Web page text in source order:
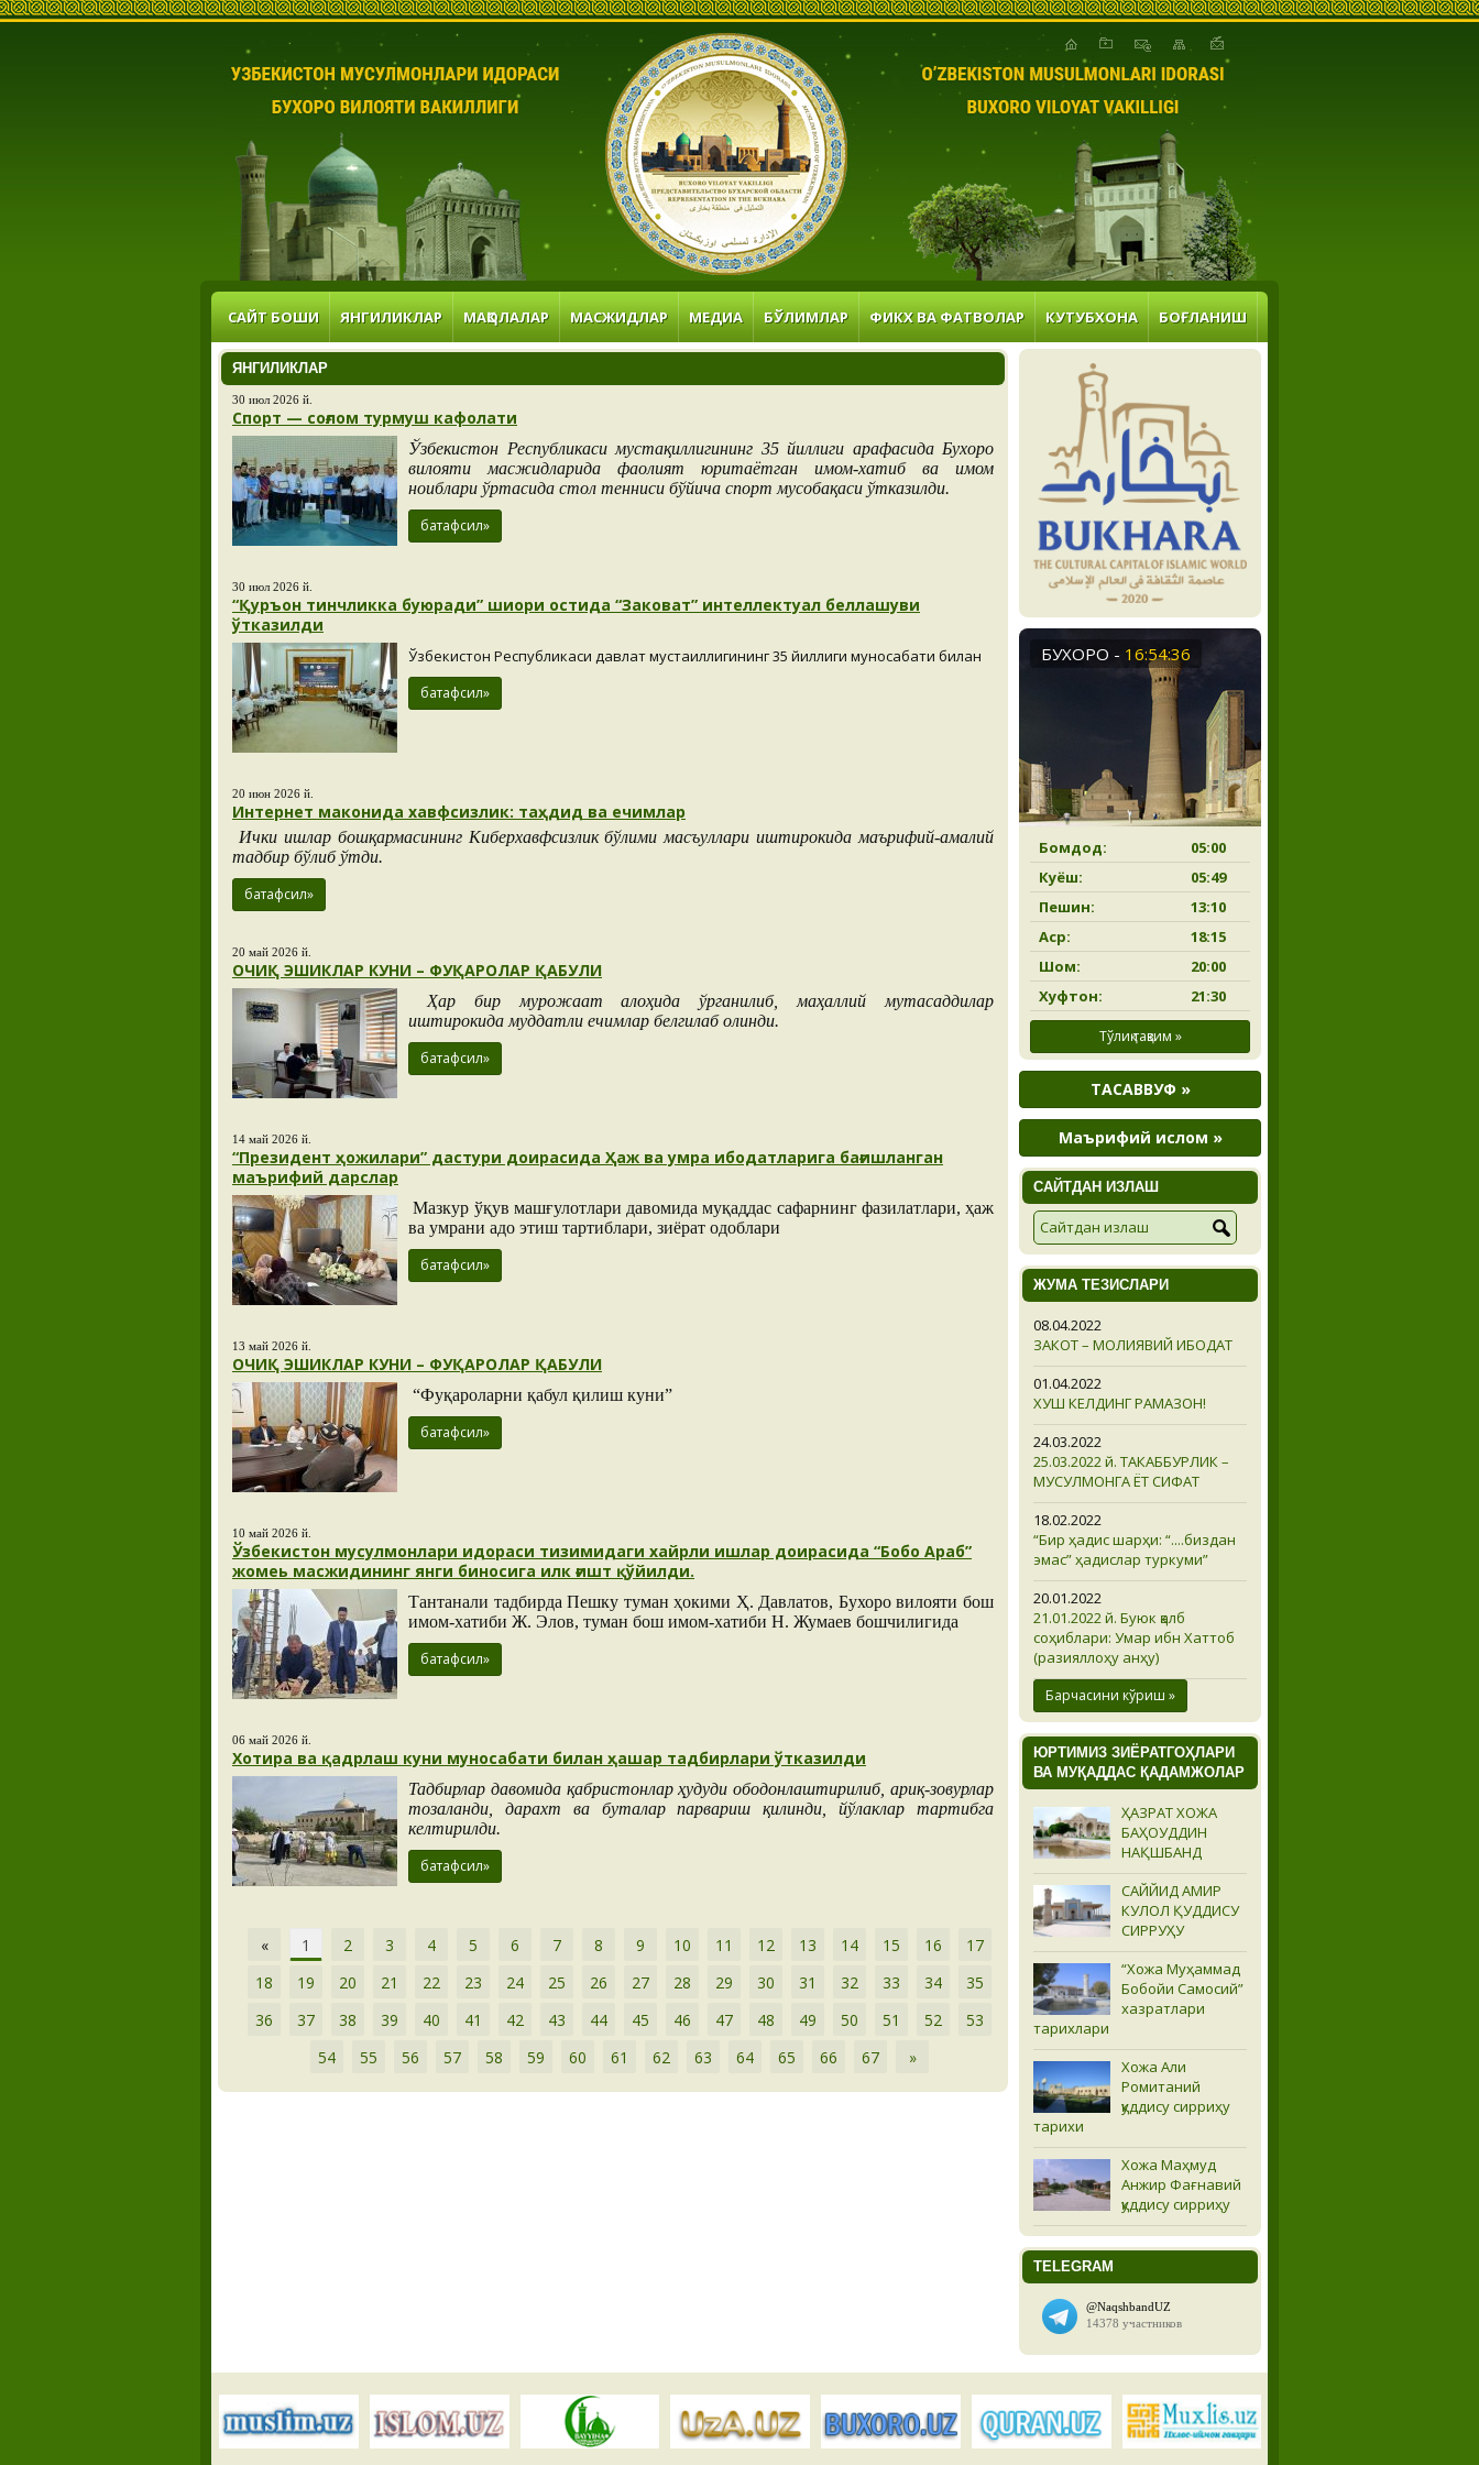
САЙТ БОШИ ЯНГИЛИКЛАР МАҚОЛАЛАР МАСЖИДЛАР МЕДИА БЎЛИМЛАР ФИКХ ВА ФАТВОЛАР КУТУБХОНА БОҒЛАНИШ
ЯНГИЛИКЛАР
30 июл 2026 й.
Спорт — соғлом турмуш кафолати
Ўзбекистон Республикаси мустақиллигининг 35 йиллиги арафасида Бухоро
вилояти масжидларида фаолият юритаётган имом-хатиб ва имом
ноиблари ўртасида стол тенниси бўйича спорт мусобақаси ўтказилди.
батафсил»
30 июл 2026 й.
“Қуръон тинчликка буюради” шиори остида “Заковат” интеллектуал беллашуви
ўтказилди
Ўзбекистон Республикаси давлат мустақиллигининг 35 йиллиги муносабати билан
батафсил»
20 июн 2026 й.
Интернет маконида хавфсизлик: таҳдид ва ечимлар
Ички ишлар бошқармасининг Киберхавфсизлик бўлими масъуллари иштирокида маърифий-амалий
тадбир бўлиб ўтди.
батафсил»
20 май 2026 й.
ОЧИҚ ЭШИКЛАР КУНИ – ФУҚАРОЛАР ҚАБУЛИ
Ҳар бир мурожаат алоҳида ўрганилиб, маҳаллий мутасаддилар
иштирокида муддатли ечимлар белгилаб олинди.
батафсил»
14 май 2026 й.
“Президент ҳожилари” дастури доирасида Ҳаж ва умра ибодатларига бағишланган
маърифий дарслар
Мазкур ўқув машғулотлари давомида муқаддас сафарнинг фазилатлари, ҳаж
ва умрани адо этиш тартиблари, зиёрат одоблари
батафсил»
13 май 2026 й.
ОЧИҚ ЭШИКЛАР КУНИ – ФУҚАРОЛАР ҚАБУЛИ
“Фуқароларни қабул қилиш куни”
батафсил»
10 май 2026 й.
Ўзбекистон мусулмонлари идораси тизимидаги хайрли ишлар доирасида “Бобо Араб”
жомеь масжидининг янги биносига илк ғишт қўйилди.
Тантанали тадбирда Пешку туман ҳокими Ҳ. Давлатов, Бухоро вилояти бош
имом-хатиби Ж. Элов, туман бош имом-хатиби Н. Жумаев бошчилигида
батафсил»
06 май 2026 й.
Хотира ва қадрлаш куни муносабати билан ҳашар тадбирлари ўтказилди
Тадбирлар давомида қабристонлар ҳудуди ободонлаштирилиб, ариқ-зовурлар
тозаланди, дарахт ва буталар парвариш қилинди, йўлаклар тартибга
келтирилди.
батафсил»
« 1 2 3 4 5 6 7 8 9 10 11 12 13 14 15 16
17
18
19 20 21 22 23 24 25 26 27 28 29 30 31 32 33 34
35
36
37 38 39 40 41 42 43 44 45 46 47 48 49 50 51 52
53
54
55 56 57 58 59 60 61 62 63 64 65 66 67 »
БУХОРО - 16:54:37
Бомдод:
05:00
Куёш:
05:49
Пешин:
13:10
Аср:
18:15
Шом:
20:00
Хуфтон:
21:30
Тўлиқ тақвим »
ТАСАВВУФ »
Маърифий ислом »
САЙТДАН ИЗЛАШ
ЖУМА ТЕЗИСЛАРИ
08.04.2022
ЗАКОТ – МОЛИЯВИЙ ИБОДАТ
01.04.2022
ХУШ КЕЛДИНГ РАМАЗОН!
24.03.2022
25.03.2022 й. ТАКАББУРЛИК –
МУСУЛМОНГА ЁТ СИФАТ
18.02.2022
“Бир ҳадис шарҳи: “....биздан
эмас” ҳадислар туркуми”
20.01.2022
21.01.2022 й. Буюк қалб
соҳиблари: Умар ибн Хаттоб
(разияллоҳу анҳу)
Барчасини кўриш »
ЮРТИМИЗ ЗИЁРАТГОҲЛАРИ
ВА МУҚАДДАС ҚАДАМЖОЛАР
ҲАЗРАТ ХОЖА
БАҲОУДДИН
НАҚШБАНД
САЙЙИД АМИР
КУЛОЛ ҚУДДИСУ
СИРРУҲУ
“Хожа Муҳаммад
Бобойи Самосий”
хазратлари
тарихлари
Хожа Али
Ромитаний
қуддису сирриҳу
тарихи
Хожа Маҳмуд
Анжир Фағнавий
қуддису сирриҳу
TELEGRAM